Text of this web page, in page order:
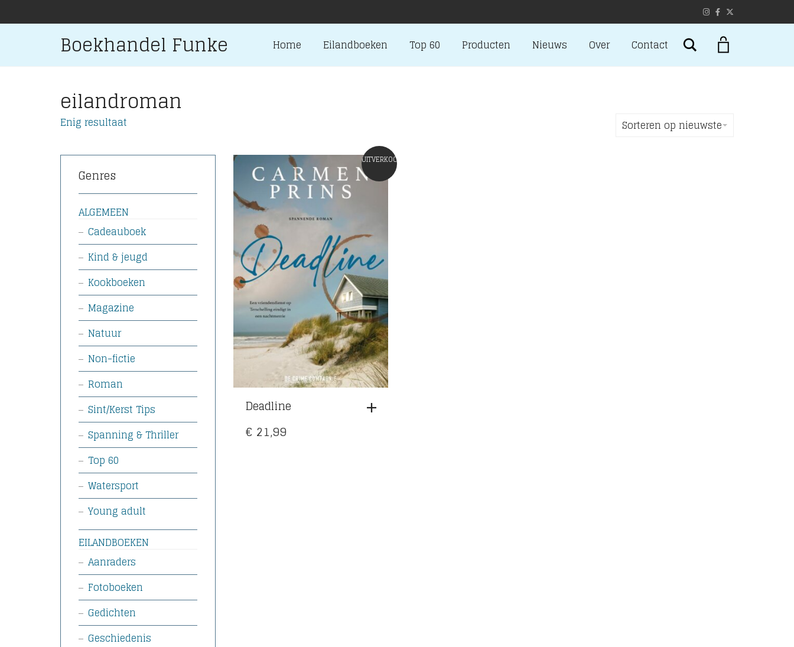
Boekhandel Funke Home Eilandboeken Top 60 Producten Nieuws Over Contact Search
eilandroman
Enig resultaat Sorteren op nieuwste
UITVERKOCHT
Deadline
€ 21,99
Genres
ALGEMEEN
Cadeauboek
Kind & jeugd
Kookboeken
Magazine
Natuur
Non-fictie
Roman
Sint/Kerst Tips
Spanning & Thriller
Top 60
Watersport
Young adult
EILANDBOEKEN
Aanraders
Fotoboeken
Gedichten
Geschiedenis